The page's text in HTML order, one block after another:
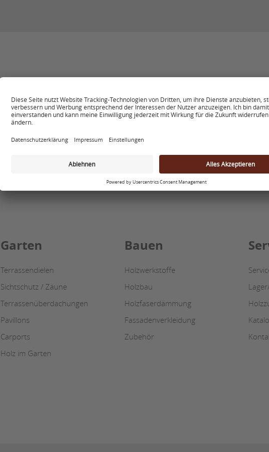
Garten
Terrassendielen
Sichtschutz / Zäune
Terrassenüberdachungen
Pavillons
Carports
Holz im Garten
Bauen
Holzwerkstoffe
Holzbau
Holzfaserdämmung
Fassadenverkleidung
Zubehör